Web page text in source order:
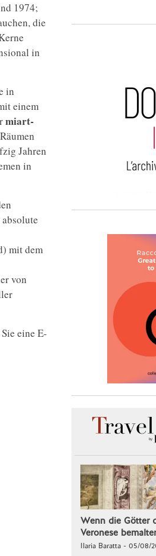
1974;
die
in
in
einem
miart-
Jahren
in
mit dem
von
eine E-
Wenn die Götter
Veronese
Ilaria Baratta - 05/08/